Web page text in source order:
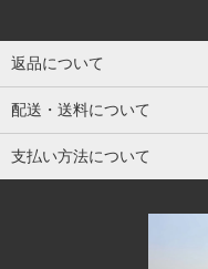
返品について
配送・送料について
支払い方法について